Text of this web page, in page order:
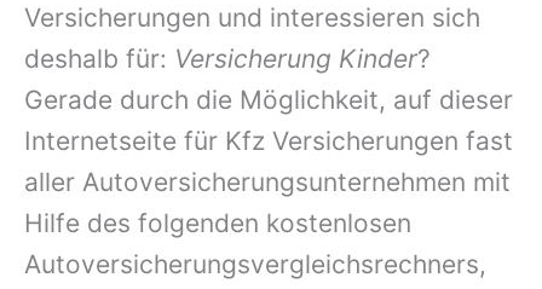
Versicherungen und interessieren sich
deshalb für: Versicherung Kinder?
Gerade durch die Möglichkeit, auf dieser
Internetseite für Kfz Versicherungen fast
aller Autoversicherungsunternehmen mit
Hilfe des folgenden kostenlosen
Autoversicherungsvergleichsrechners,